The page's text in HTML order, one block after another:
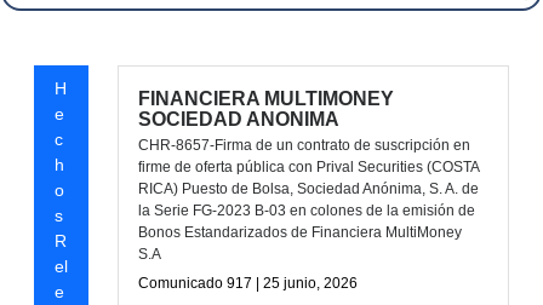
H
e
c
h
o
s
R
el
e
FINANCIERA MULTIMONEY
SOCIEDAD ANONIMA
CHR-8657-Firma de un contrato de suscripción en
firme de oferta pública con Prival Securities (COSTA
RICA) Puesto de Bolsa, Sociedad Anónima, S. A. de
la Serie FG-2023 B-03 en colones de la emisión de
Bonos Estandarizados de Financiera MultiMoney
S.A
Comunicado 917 | 25 junio, 2026